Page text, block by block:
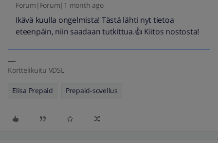
Forum|Forum|1 month ago
Ikävä kuulla ongelmista! Tästä lähti nyt tietoa
eteenpäin, niin saadaan tutkittua.👍 Kiitos nostosta!
Korttelikuitu VDSL
Elisa Prepaid Prepaid-sovellus